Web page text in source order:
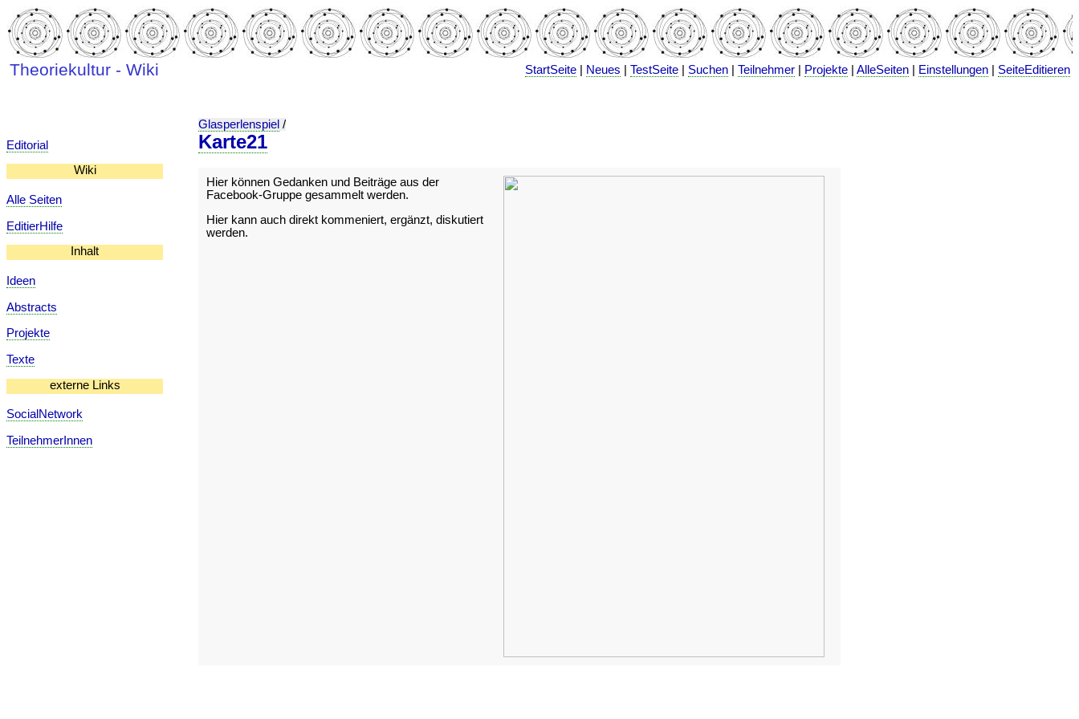
Theoriekultur - Wiki StartSeite Neues |TestSeite Suchen |Teilnehmer Projekte |AlleSeiten Einstellungen SeiteEditieren
Editorial
Wiki
Alle Seiten
EditierHilfe
Inhalt
Ideen
Abstracts
Projekte
Texte
externe Links
SocialNetwork
TeilnehmerInnen
Glasperlenspiel /
Karte21
Hier können Gedanken und Beiträge aus der
Facebook-Gruppe gesammelt werden.
Hier kann auch direkt kommeniert, ergänzt, diskutiert
werden.